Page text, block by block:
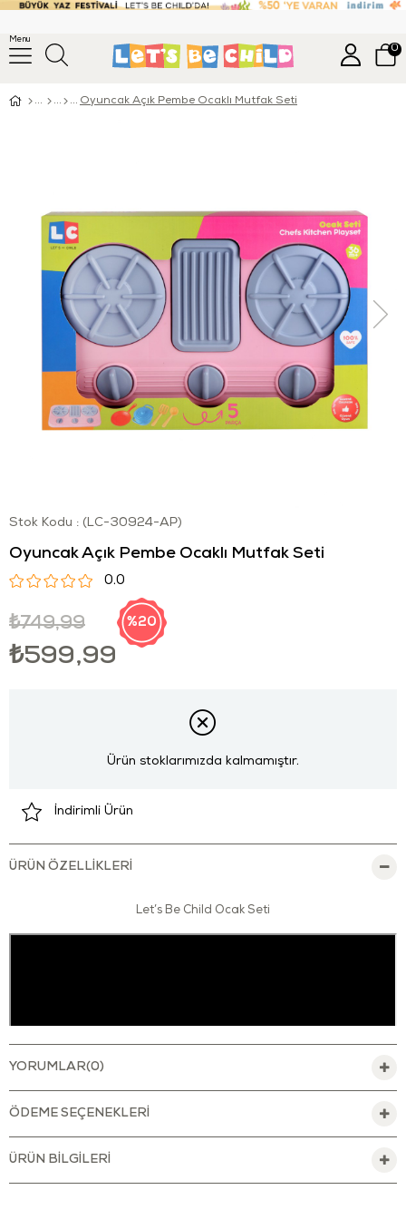
Menu
0
Oyuncak Açık Pembe Ocaklı Mutfak Seti
Stok Kodu (LC-30924-AP)
Oyuncak Açık Pembe Ocaklı Mutfak Seti
0.0
₺749,99
₺599,99
20
Ürün stoklarımızda kalmamıştır.
İndirimli Ürün
ÜRÜN ÖZELLIKLERI
Let’s Be Child Ocak Seti
YORUMLAR(0)
ÖDEME SEÇENEKLERI
ÜRÜN BILGILERI